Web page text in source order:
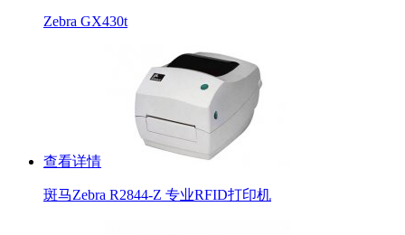
Zebra GX430t
查看详情
斑马Zebra R2844-Z 专业RFID打印机